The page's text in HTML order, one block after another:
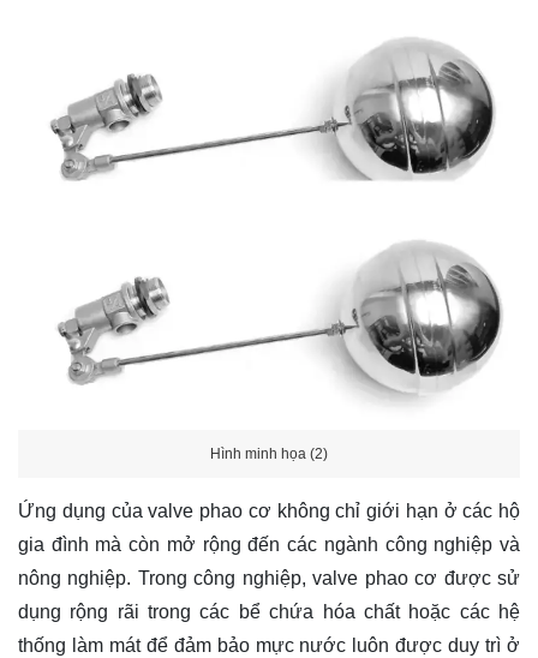
Hình minh họa (2)
Ứng dụng của valve phao cơ không chỉ giới hạn ở các hộ
gia đình mà còn mở rộng đến các ngành công nghiệp và
nông nghiệp. Trong công nghiệp, valve phao cơ được sử
dụng rộng rãi trong các bể chứa hóa chất hoặc các hệ
thống làm mát để đảm bảo mực nước luôn được duy trì ở